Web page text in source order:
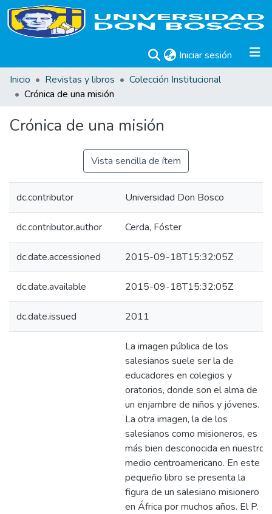
Iniciar sesión (current)
Inicio
Revistas y libros
Colección Institucional
Crónica de una misión
Crónica de una misión
Vista sencilla de ítem
dc.contributor Universidad Don Bosco
dc.contributor.author Cerda, Fóster
dc.date.accessioned 2015-09-18T15:32:05Z
dc.date.available 2015-09-18T15:32:05Z
dc.date.issued 2011
La imagen pública de los
salesianos suele ser la de
educadores en colegios y
oratorios, donde son el alma de
un enjambre de niños y jóvenes.
La otra imagen, la de los
salesianos como misioneros, es
más bien desconocida en nuestro
medio centroamericano. En este
pequeño libro se presenta la
figura de un salesiano misionero
en África por muchos años. El P.